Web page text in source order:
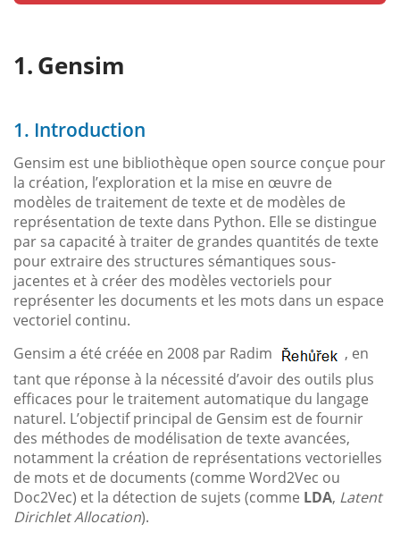
Gensim
1. Introduction
Gensim est une bibliothèque open source conçue pour
la création, l’exploration et la mise en œuvre de
modèles de traitement de texte et de modèles de
représentation de texte dans Python. Elle se distingue
par sa capacité à traiter de grandes quantités de texte
pour extraire des structures sémantiques sous-
jacentes et à créer des modèles vectoriels pour
représenter les documents et les mots dans un espace
vectoriel continu.
Gensim a été créée en 2008 par Radim
, en
tant que réponse à la nécessité d’avoir des outils plus
efficaces pour le traitement automatique du langage
naturel. L’objectif principal de Gensim est de fournir
des méthodes de modélisation de texte avancées,
notamment la création de représentations vectorielles
de mots et de documents (comme Word2Vec ou
Doc2Vec) et la détection de sujets (comme LDA, Latent
Dirichlet Allocation).